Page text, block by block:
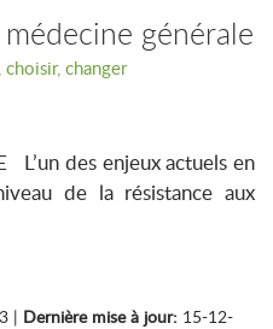
générale
changer
L’un des enjeux actuels en
de la résistance aux
| Dernière mise à jour: 15-12-